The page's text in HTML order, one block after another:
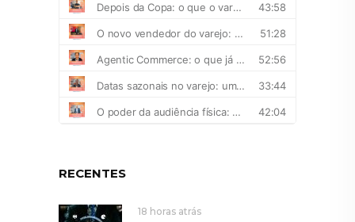
RECENTES
18 horas atrás